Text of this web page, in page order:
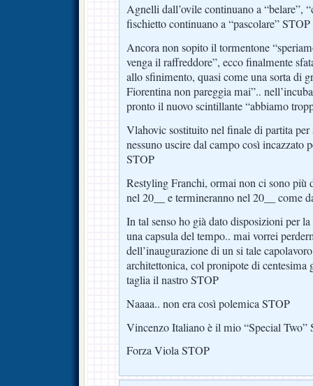
Agnelli dall’ovile continuano a “belare”,
fischietto continuano a “pascolare” STOP
Ancora non sopito il tormentone
venga il raffreddore”, ecco finalmente
allo sfinimento, quasi come una sorta di
Fiorentina non pareggia mai”..
pronto il nuovo scintillante “abbiamo
Vlahovic sostituito nel finale di partita per
nessuno uscire dal campo così incazzato
STOP
Restyling Franchi, ormai non ci sono più
nel 20__ e termineranno nel 20__ come
In tal senso ho già dato disposizioni per
una capsula del tempo.. mai vorrei
dell’inaugurazione di un si tale
architettonica, col pronipote di centesima
taglia il nastro STOP
Naaaa.. non era così polemica STOP
Vincenzo Italiano è il mio “Special Two”
Forza Viola STOP